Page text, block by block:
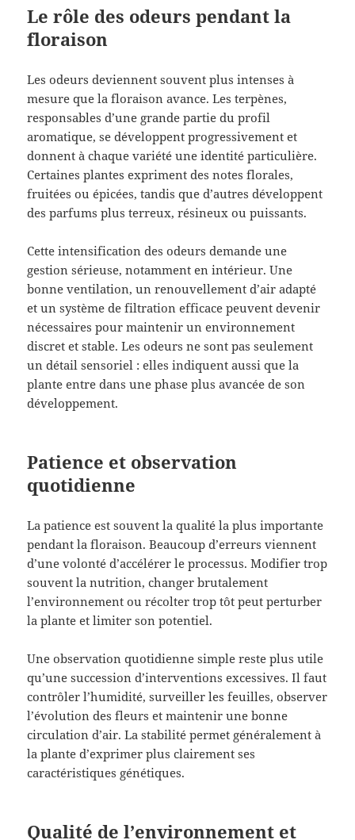
Le rôle des odeurs pendant la
floraison
Les odeurs deviennent souvent plus intenses à
mesure que la floraison avance. Les terpènes,
responsables d’une grande partie du profil
aromatique, se développent progressivement et
donnent à chaque variété une identité particulière.
Certaines plantes expriment des notes florales,
fruitées ou épicées, tandis que d’autres développent
des parfums plus terreux, résineux ou puissants.
Cette intensification des odeurs demande une
gestion sérieuse, notamment en intérieur. Une
bonne ventilation, un renouvellement d’air adapté
et un système de filtration efficace peuvent devenir
nécessaires pour maintenir un environnement
discret et stable. Les odeurs ne sont pas seulement
un détail sensoriel : elles indiquent aussi que la
plante entre dans une phase plus avancée de son
développement.
Patience et observation
quotidienne
La patience est souvent la qualité la plus importante
pendant la floraison. Beaucoup d’erreurs viennent
d’une volonté d’accélérer le processus. Modifier trop
souvent la nutrition, changer brutalement
l’environnement ou récolter trop tôt peut perturber
la plante et limiter son potentiel.
Une observation quotidienne simple reste plus utile
qu’une succession d’interventions excessives. Il faut
contrôler l’humidité, surveiller les feuilles, observer
l’évolution des fleurs et maintenir une bonne
circulation d’air. La stabilité permet généralement à
la plante d’exprimer plus clairement ses
caractéristiques génétiques.
Qualité de l’environnement et